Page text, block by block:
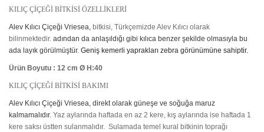
KILIÇ ÇİÇEĞİ BİTKİSİ ÖZELLİKLERİ
Alev Kılıcı Çiçeği Vriesea, bitkisi, Türkçemizde Alev Kılıcı olarak
bilinmektedir. adından da anlaşıldığı gibi kılıca benzer şekilde olmasıyla bu
ada layık görülmüştür. Geniş kemerli yaprakları zebra görünümüne sahiptir.
Ürün Boyutu : 12 cm Ø H:40
KILIÇ ÇİÇEĞİ BİTKİSİ BAKIMI
Alev Kılıcı Çiçeği Vriesea, direkt olarak güneşe ve soğuğa maruz
kalmamalıdır. Yaz aylarında haftada en az 2 kere, kış aylarında ise haftada 1
kere saksı üstten sulanmalıdır. Sulamada temel kural bitkinin toprağı